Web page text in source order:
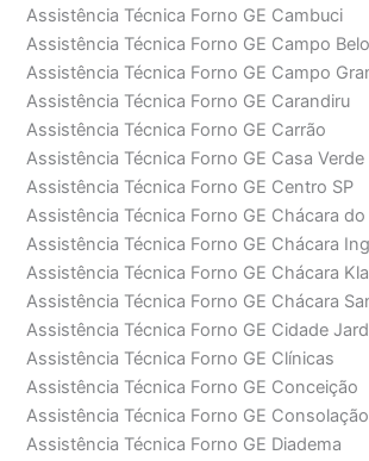
Assistência Técnica Forno GE Cambuci
Assistência Técnica Forno GE Campo Belo
Assistência Técnica Forno GE Campo
Assistência Técnica Forno GE Carandiru
Assistência Técnica Forno GE Carrão
Assistência Técnica Forno GE Casa Verde
Assistência Técnica Forno GE Centro SP
Assistência Técnica Forno GE Chácara
Assistência Técnica Forno GE Chácara
Assistência Técnica Forno GE Chácara
Assistência Técnica Forno GE Chácara
Assistência Técnica Forno GE Cidade
Assistência Técnica Forno GE Clínicas
Assistência Técnica Forno GE Conceição
Assistência Técnica Forno GE Consolação
Assistência Técnica Forno GE Diadema